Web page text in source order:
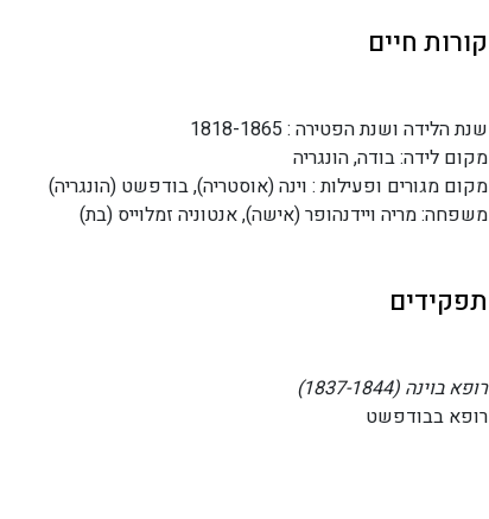
קורות חיים
שנת הלידה ושנת הפטירה : 1818-1865
מקום לידה: בודה, הונגריה
מקום מגורים ופעילות : וינה (אוסטריה), בודפשט (הונגריה)
משפחה: מריה ויידנהופר (אישה), אנטוניה זמלוייס (בת)
תפקידים
רופא בוינה (1837-1844)
רופא בבודפשט